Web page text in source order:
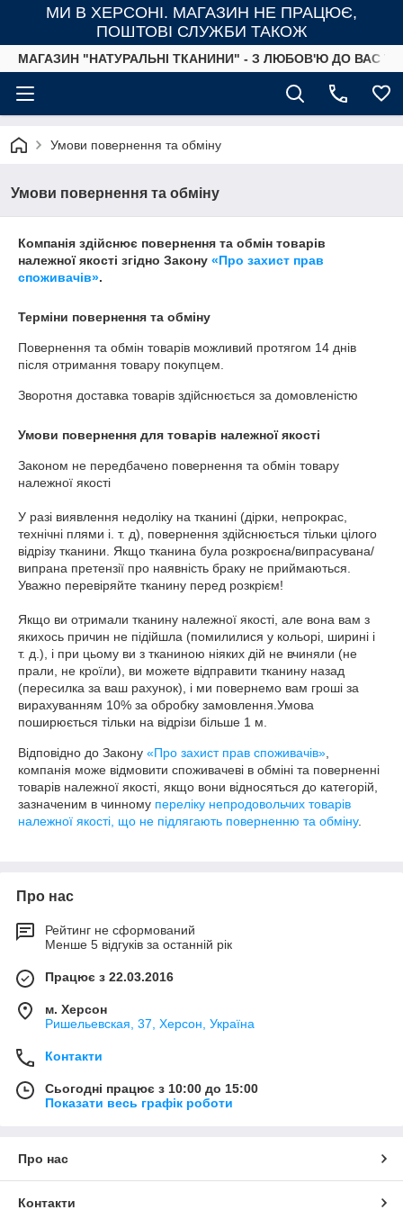
МИ В ХЕРСОНІ. МАГАЗИН НЕ ПРАЦЮЄ,
ПОШТОВІ СЛУЖБИ ТАКОЖ
МАГАЗИН "НАТУРАЛЬНІ ТКАНИНИ" - З ЛЮБОВ'Ю ДО ВАС
Умови повернення та обміну
Умови повернення та обміну
Компанія здійснює повернення та обмін товарів
належної якості згідно Закону «Про захист прав
споживачів».
Терміни повернення та обміну
Повернення та обмін товарів можливий протягом 14 днів
після отримання товару покупцем.
Зворотня доставка товарів здійснюється за домовленістю
Умови повернення для товарів належної якості
Законом не передбачено повернення та обмін товару
належної якості
У разі виявлення недоліку на тканині (дірки, непрокрас,
технічні плями і. т. д), повернення здійснюється тільки цілого
відрізу тканини. Якщо тканина була розкроєна/випрасувана/
випрана претензії про наявність браку не приймаються.
Уважно перевіряйте тканину перед розкрієм!
Якщо ви отримали тканину належної якості, але вона вам з
якихось причин не підійшла (помилилися у кольорі, ширині і
т. д.), і при цьому ви з тканиною ніяких дій не вчиняли (не
прали, не кроїли), ви можете відправити тканину назад
(пересилка за ваш рахунок), і ми повернемо вам гроші за
вирахуванням 10% за обробку замовлення.Умова
поширюється тільки на відрізи більше 1 м.
Відповідно до Закону «Про захист прав споживачів»
компанія може відмовити споживачеві в обміні та поверненні
товарів належної якості, якщо вони відносяться до категорій,
зазначеним в чинному переліку непродовольчих товарів
належної якості, що не підлягають поверненню та обміну.
Про нас
Рейтинг не сформований
Менше 5 відгуків за останній рік
Працює з 22.03.2016
м. Херсон
Ришельевская, 37, Херсон, Україна
Контакти
Сьогодні працює з 10:00 до 15:00
Показати весь графік роботи
Про нас
Контакти